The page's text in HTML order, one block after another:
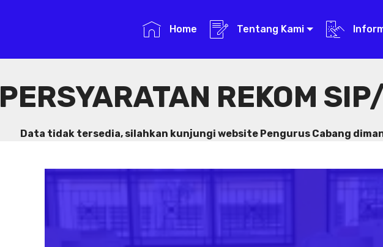
Home Tentang Kami
PERSYARATAN REKOM
Data tidak tersedia, silahkan kunjungi website Pengurus Cabang